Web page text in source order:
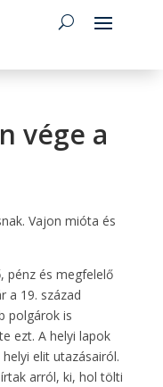
vége a
Vajon mióta és
pénz és megfelelő
a 19. század
polgárok is
ezt. A helyi lapok
elit utazásairól.
írtak arról, ki, hol tölti